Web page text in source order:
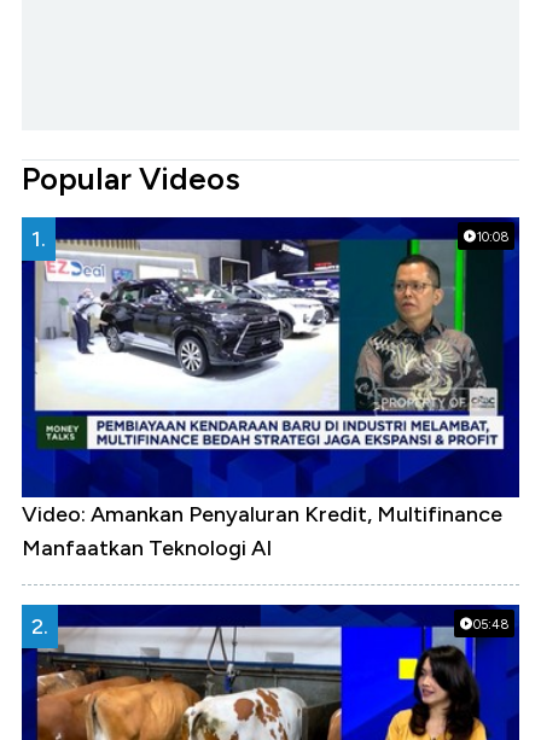
Popular Videos
10:08
1.
Video: Amankan Penyaluran Kredit, Multifinance
Manfaatkan Teknologi AI
05:48
2.